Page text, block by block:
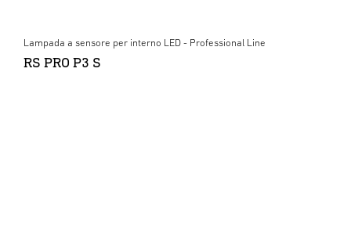
Lampada a sensore per interno LED - Professional Line
RS PRO P3 S